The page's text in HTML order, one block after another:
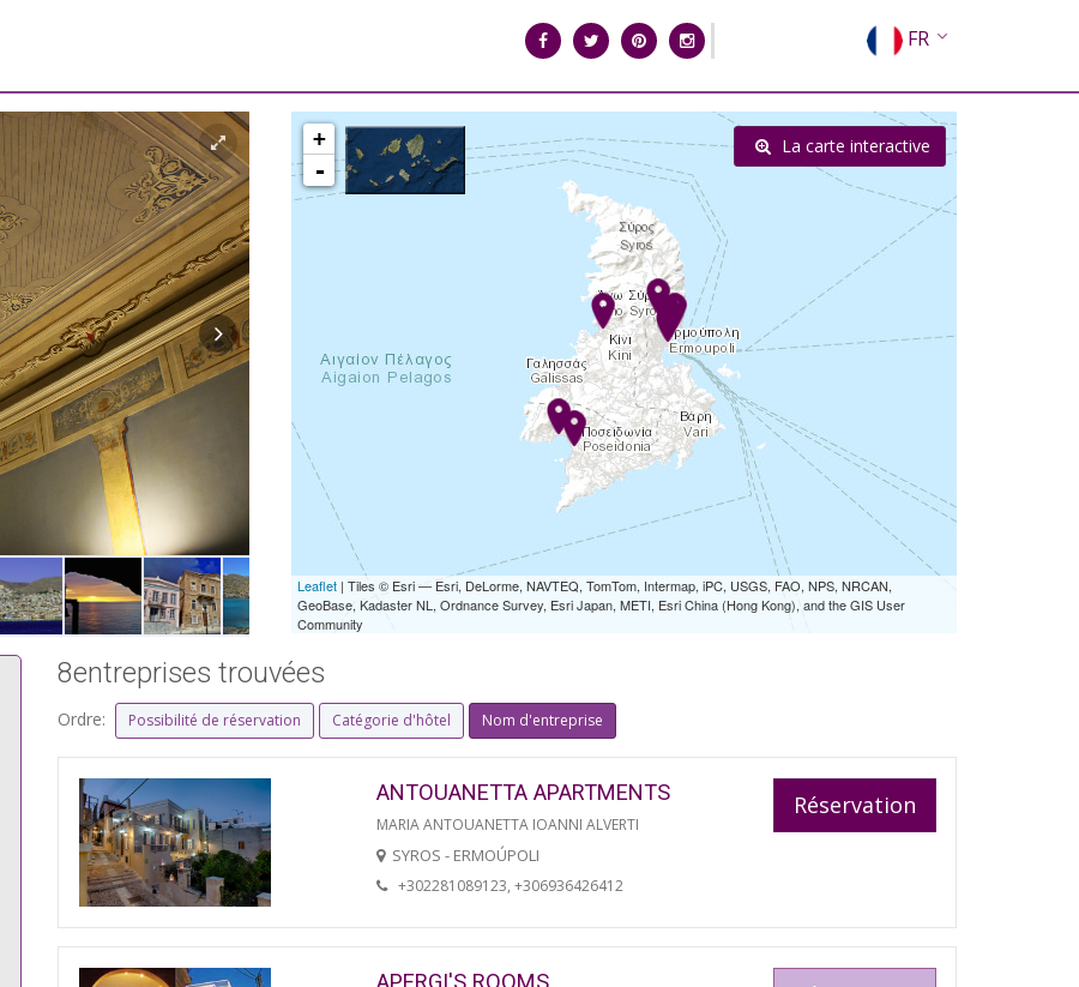
FR
EN
EL
RU
syros_vaporia_F268133321.jpg
+
-
Leaflet | Tiles © Esri — Esri, DeLorme, NAVTEQ, TomTom, Intermap, iPC, USGS, FAO, NPS, NRCAN,
GeoBase, Kadaster NL, Ordnance Survey, Esri Japan, METI, Esri China (Hong Kong), and the GIS User
Community
La carte interactive
8entreprises trouvées
Ordre: Possibilité de réservation Catégorie d'hôtel Nom d'entreprise
ANTOUANETTA APARTMENTS
MARIA ANTOUANETTA IOANNI ALVERTI
SYROS - ERMOÚPOLI
+302281089123, +306936426412
Réservation
APERGI'S ROOMS